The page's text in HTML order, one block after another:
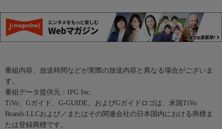
番組内容、放送時間などが実際の放送内容と異なる場合がございま
す。
番組データ提供元：IPG Inc.
TiVo、Gガイド、G-GUIDE、およびGガイドロゴは、米国TiVo
Brands LLCおよび／またはその関連会社の日本国内における商標ま
たは登録商標です。